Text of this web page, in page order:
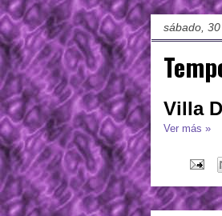
sábado,
Villa
Ver más »